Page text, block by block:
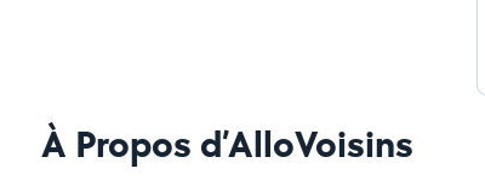
À Propos d’AlloVoisins